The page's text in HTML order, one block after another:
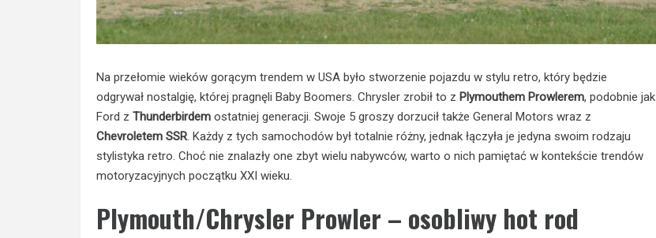
Na przełomie wieków gorącym trendem w USA było stworzenie pojazdu w stylu retro, który będzie
odgrywał nostalgię, której pragnęli Baby Boomers. Chrysler zrobił to z Plymouthem Prowlerem, podobnie jak
Ford z Thunderbirdem ostatniej generacji. Swoje 5 groszy dorzucił także General Motors wraz z
Chevroletem SSR . Każdy z tych samochodów był totalnie różny, jednak łączyła je jedyna swoim rodzaju
stylistyka retro. Choć nie znalazły one zbyt wielu nabywców, warto o nich pamiętać w kontekście trendów
motoryzacyjnych początku XXI wieku.
Plymouth/Chrysler Prowler – osobliwy hot rod